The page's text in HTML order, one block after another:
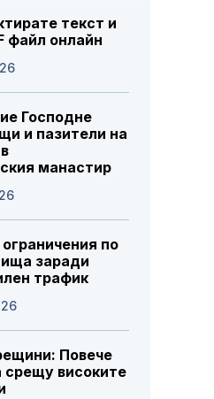
текст и
файл онлайн
Господне
и пазители на
манастир
по
заради
трафик
Повече
срещу високите